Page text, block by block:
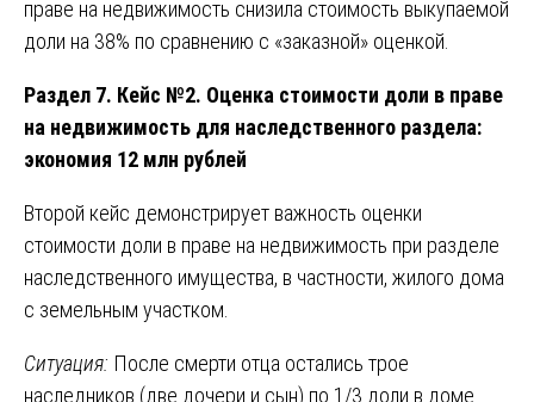
праве на недвижимость снизила стоимость выкупаемой
доли на 38% по сравнению с «заказной» оценкой.
Раздел 7. Кейс №2. Оценка стоимости доли в праве
на недвижимость для наследственного раздела:
экономия 12 млн рублей
Второй кейс демонстрирует важность оценки
стоимости доли в праве на недвижимость при разделе
наследственного имущества, в частности, жилого дома
с земельным участком.
Ситуация: После смерти отца остались трое
наследников (две дочери и сын) по 1/3 доли в доме